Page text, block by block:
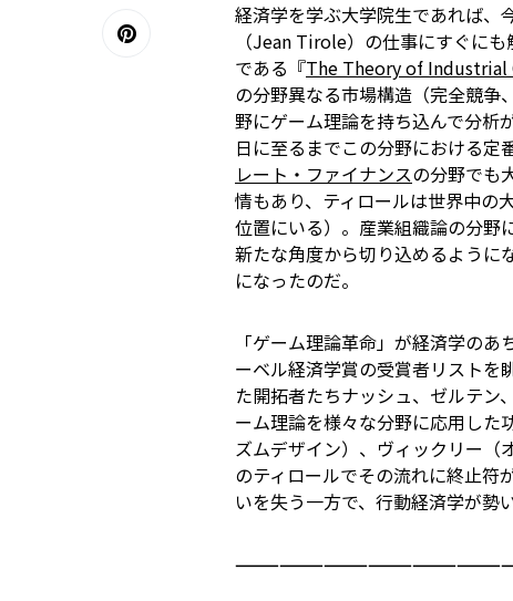
経済学を学ぶ大学院生であれば、
（Jean Tirole）の仕事にすぐに
である『The Theory of
の分野――異なる市場構造（完全競
野――にゲーム理論を持ち込んで分
日に至るまでこの分野における定
レート・ファイナンスの分野でも
情もあり、ティロールは世界中の
位置にいる）。産業組織論の分野
新たな角度から切り込めるように
になったのだ。
「ゲーム理論革命」が経済学の
ーベル経済学賞の受賞者リストを
た開拓者たち――ナッシュ、ゼルテ
ーム理論を様々な分野に応用した
ズムデザイン）、ヴィックリー（
のティロールでその流れに終止符
いを失う一方で、行動経済学が勢